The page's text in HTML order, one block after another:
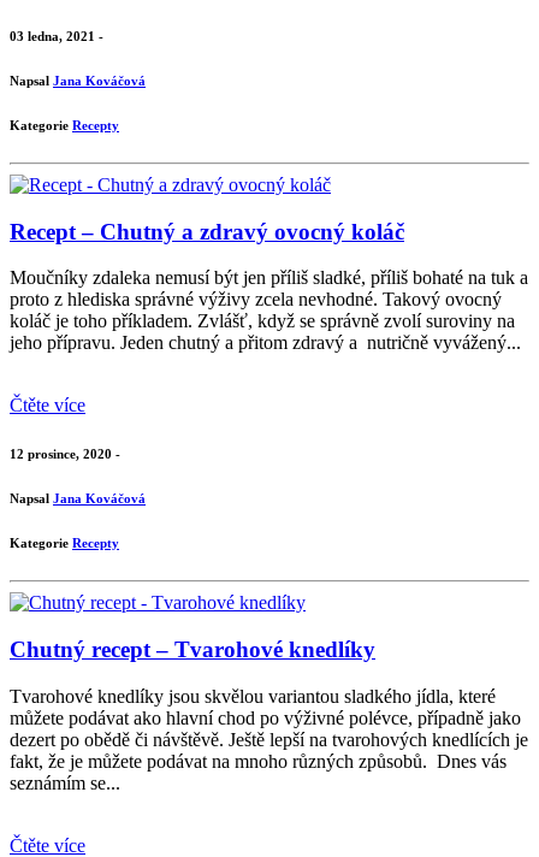
03 ledna, 2021 -
Napsal Jana Kováčová
Kategorie Recepty
Recept – Chutný a zdravý ovocný koláč
Moučníky zdaleka nemusí být jen příliš sladké, příliš bohaté na tuk a
proto z hlediska správné výživy zcela nevhodné. Takový ovocný
koláč je toho příkladem. Zvlášť, když se správně zvolí suroviny na
jeho přípravu. Jeden chutný a přitom zdravý a nutričně vyvážený...
Čtěte více
12 prosince, 2020 -
Napsal Jana Kováčová
Kategorie Recepty
Chutný recept – Tvarohové knedlíky
Tvarohové knedlíky jsou skvělou variantou sladkého jídla, které
můžete podávat ako hlavní chod po výživné polévce, případně jako
dezert po obědě či návštěvě. Ještě lepší na tvarohových knedlících je
fakt, že je můžete podávat na mnoho různých způsobů. Dnes vás
seznámím se...
Čtěte více